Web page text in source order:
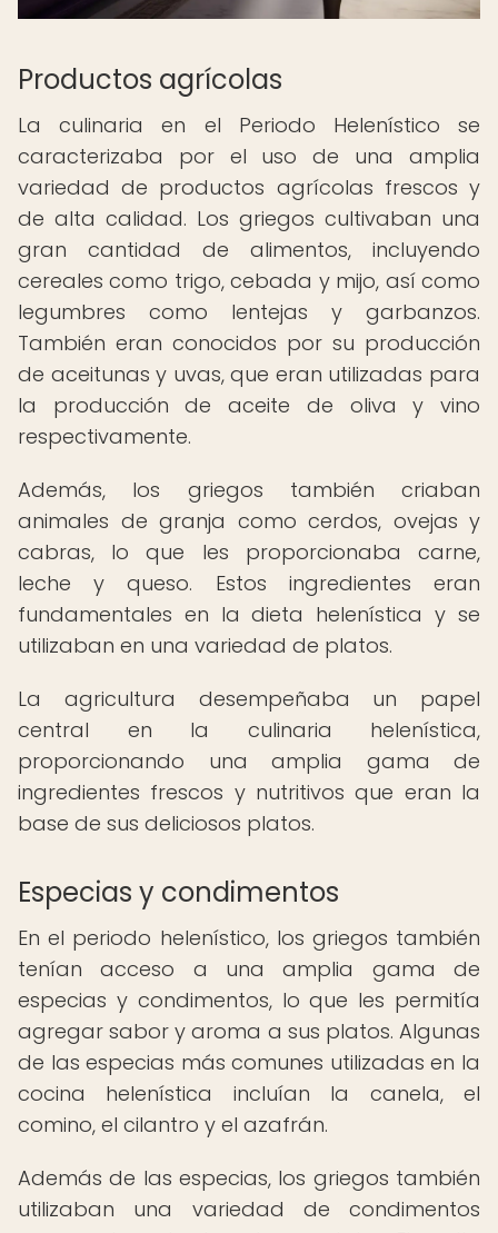
Productos agrícolas
La culinaria en el Periodo Helenístico se
caracterizaba por el uso de una amplia
variedad de productos agrícolas frescos y
de alta calidad. Los griegos cultivaban una
gran cantidad de alimentos, incluyendo
cereales como trigo, cebada y mijo, así como
legumbres como lentejas y garbanzos.
También eran conocidos por su producción
de aceitunas y uvas, que eran utilizadas para
la producción de aceite de oliva y vino
respectivamente.
Además, los griegos también criaban
animales de granja como cerdos, ovejas y
cabras, lo que les proporcionaba carne,
leche y queso. Estos ingredientes eran
fundamentales en la dieta helenística y se
utilizaban en una variedad de platos.
La agricultura desempeñaba un papel
central en la culinaria helenística,
proporcionando una amplia gama de
ingredientes frescos y nutritivos que eran la
base de sus deliciosos platos.
Especias y condimentos
En el periodo helenístico, los griegos también
tenían acceso a una amplia gama de
especias y condimentos, lo que les permitía
agregar sabor y aroma a sus platos. Algunas
de las especias más comunes utilizadas en la
cocina helenística incluían la canela, el
comino, el cilantro y el azafrán.
Además de las especias, los griegos también
utilizaban una variedad de condimentos